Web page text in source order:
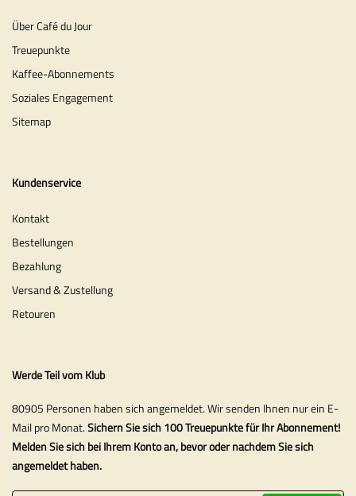
Über Café du Jour
Treuepunkte
Kaffee-Abonnements
Soziales Engagement
Sitemap
Kundenservice
Kontakt
Bestellungen
Bezahlung
Versand & Zustellung
Retouren
Werde Teil vom Klub
80905 Personen haben sich angemeldet. Wir senden Ihnen nur ein E-
Mail pro Monat.Sichern Sie sich 100 Treuepunkte für Ihr Abonnement!
Melden Sie sich bei Ihrem Konto an, bevor oder nachdem Sie sich
angemeldet haben.